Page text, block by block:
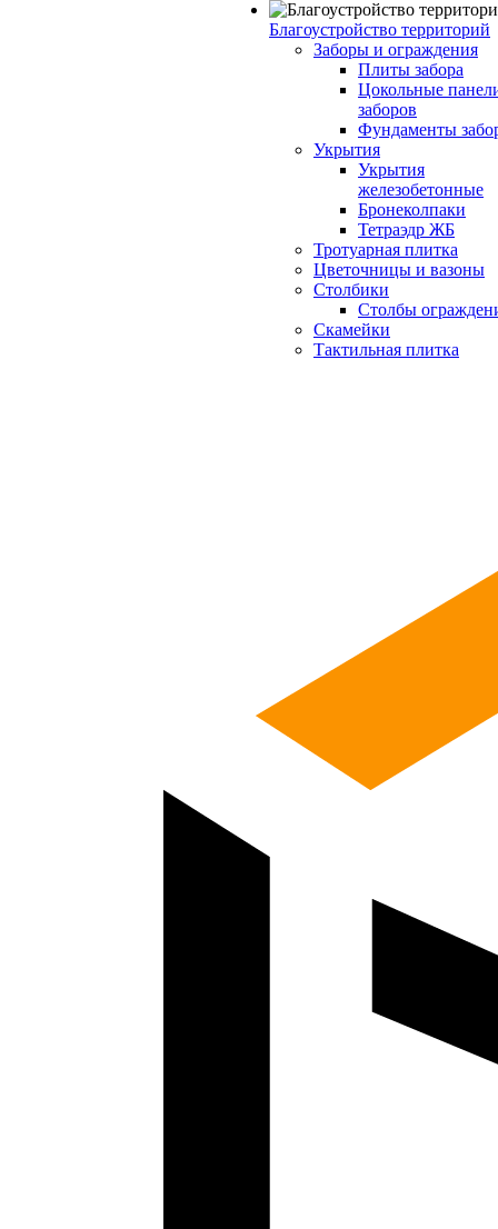
Благоустройство территорий
Заборы и ограждения
Плиты забора
Цокольные
заборов
Фундаменты
Укрытия
Укрытия
железобетонные
Бронеколпаки
Тетраэдр ЖБ
Тротуарная плитка
Цветочницы и вазоны
Столбики
Столбы
Скамейки
Тактильная плитка